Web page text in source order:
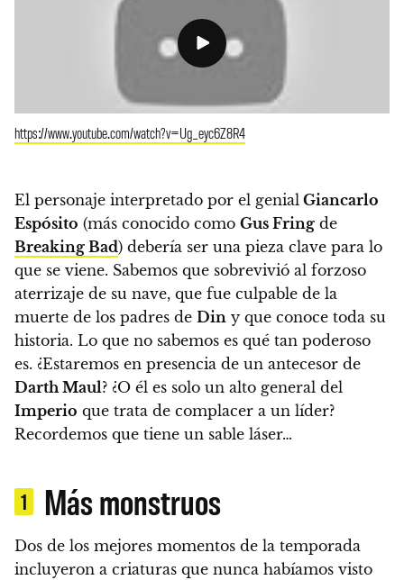
https://www.youtube.com/watch?v=Ug_eyc6Z8R4
El personaje interpretado por el genial Giancarlo
Espósito (más conocido como Gus Fring de
Breaking Bad) debería ser una pieza clave para lo
que se viene. Sabemos que sobrevivió al forzoso
aterrizaje de su nave, que fue culpable de la
muerte de los padres de Din y que conoce toda su
historia. Lo que no sabemos es qué tan poderoso
es. ¿Estaremos en presencia de un antecesor de
Darth Maul? ¿O él es solo un alto general del
Imperio que trata de complacer a un líder?
Recordemos que tiene un sable láser…
1 Más monstruos
Dos de los mejores momentos de la temporada
incluyeron a criaturas que nunca habíamos visto